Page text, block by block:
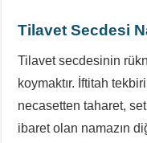
Tilavet Secdesi
Tilavet secdesinin
koymaktır. İftitah
necasetten taharet,
ibaret olan namazın